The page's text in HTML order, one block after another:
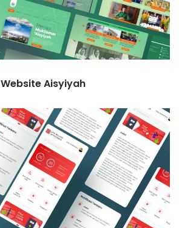
Website Aisyiyah